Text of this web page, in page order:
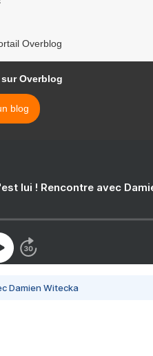
Overblog
Overblog
blog
lui ! Rencontre avec
Damien Witecka